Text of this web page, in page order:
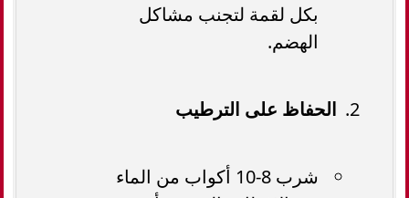
بكل لقمة لتجنب مشاكل
الهضم.
الحفاظ على الترطيب
شرب 8-10 أكواب من الماء